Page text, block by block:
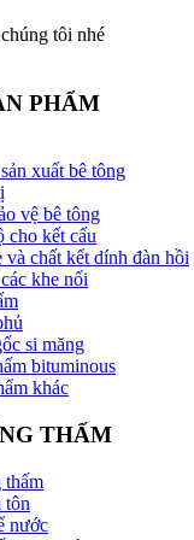
tôi nhé
PHẨM
xuất bê tông
vệ bê tông
cho kết cấu
và chất kết dính đàn hồi
khe nối
si măng
bituminous
khác
THẤM
thấm
tôn
nước